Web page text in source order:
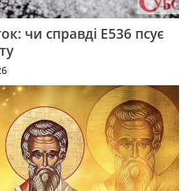
чи справді Е536 псує